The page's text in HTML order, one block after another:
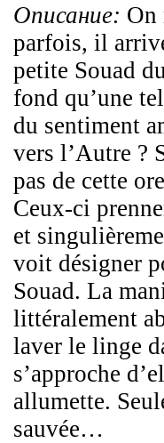
Описание: On
parfois, il
petite Souad
fond qu’une
du sentiment
vers l’Autre ?
pas de cette
Ceux-ci
et
voit désigner
Souad. La
littéralement
laver le linge
s’approche
allumette.
sauvée…